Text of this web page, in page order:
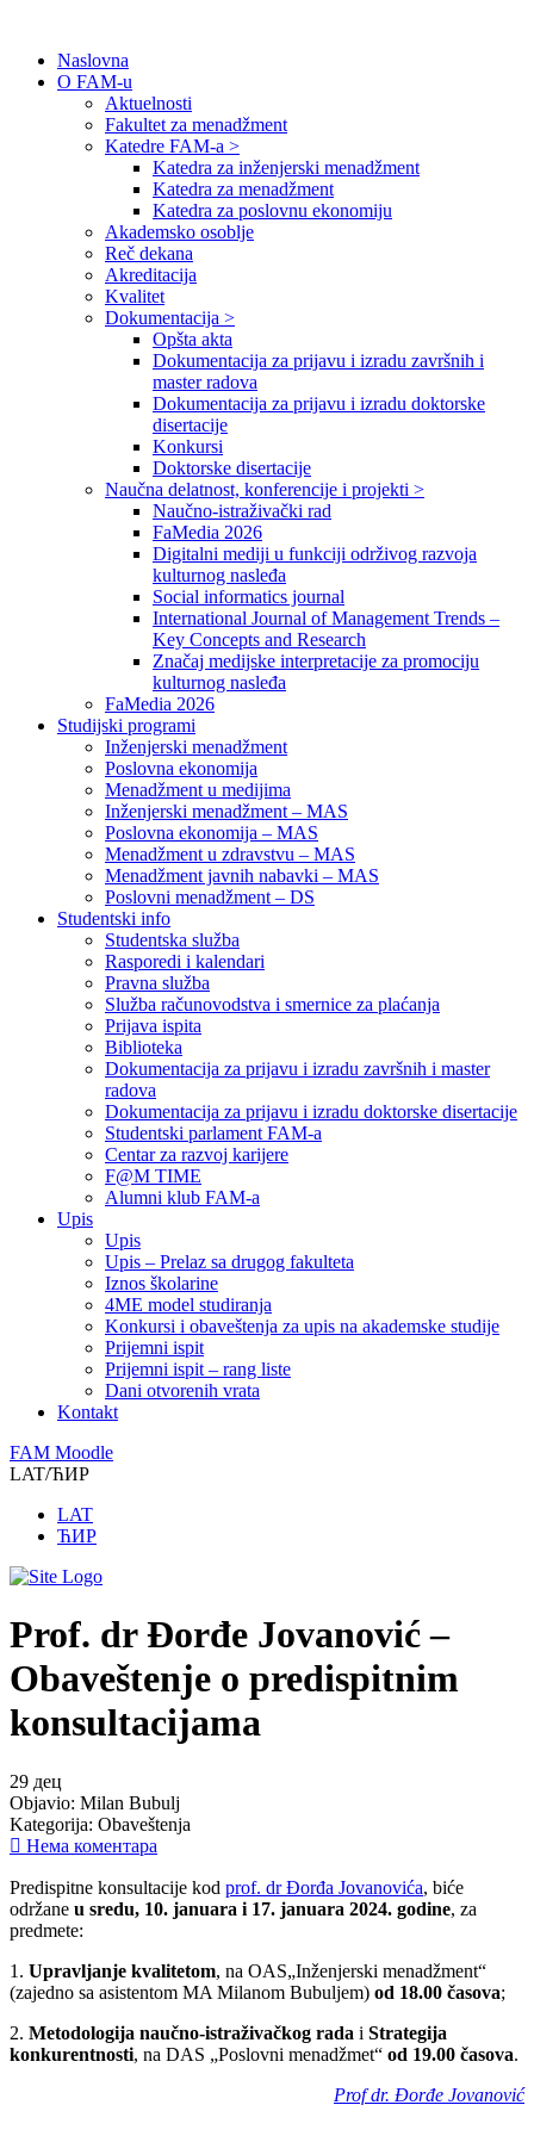
Naslovna
O FAM-u
Aktuelnosti
Fakultet za menadžment
Katedre FAM-a >
Katedra za inženjerski menadžment
Katedra za menadžment
Katedra za poslovnu ekonomiju
Akademsko osoblje
Reč dekana
Akreditacija
Kvalitet
Dokumentacija >
Opšta akta
Dokumentacija za prijavu i izradu završnih i
master radova
Dokumentacija za prijavu i izradu doktorske
disertacije
Konkursi
Doktorske disertacije
Naučna delatnost, konferencije i projekti >
Naučno-istraživački rad
FaMedia 2026
Digitalni mediji u funkciji održivog razvoja
kulturnog nasleđa
Social informatics journal
International Journal of Management Trends –
Key Concepts and Research
Značaj medijske interpretacije za promociju
kulturnog nasleđa
FaMedia 2026
Studijski programi
Inženjerski menadžment
Poslovna ekonomija
Menadžment u medijima
Inženjerski menadžment – MAS
Poslovna ekonomija – MAS
Menadžment u zdravstvu – MAS
Menadžment javnih nabavki – MAS
Poslovni menadžment – DS
Studentski info
Studentska služba
Rasporedi i kalendari
Pravna služba
Služba računovodstva i smernice za plaćanja
Prijava ispita
Biblioteka
Dokumentacija za prijavu i izradu završnih i master
radova
Dokumentacija za prijavu i izradu doktorske disertacije
Studentski parlament FAM-a
Centar za razvoj karijere
F@M TIME
Alumni klub FAM-a
Upis
Upis
Upis – Prelaz sa drugog fakulteta
Iznos školarine
4ME model studiranja
Konkursi i obaveštenja za upis na akademske studije
Prijemni ispit
Prijemni ispit – rang liste
Dani otvorenih vrata
Kontakt
FAM Moodle
LAT/ЋИР
LAT
ЋИР
Prof. dr Đorđe Jovanović –
Obaveštenje o predispitnim
konsultacijama
29 дец
Objavio: Milan Bubulj
Kategorija: Obaveštenja
Нема коментара
Predispitne konsultacije kod prof. dr Đorđa Jovanovića, biće
održane u sredu, 10. januara i 17. januara 2024. godine, za
predmete:
1. Upravljanje kvalitetom, na OAS„Inženjerski menadžment“
(zajedno sa asistentom MA Milanom Bubuljem) od 18.00 časova;
2. Metodologija naučno-istraživačkog rada i Strategija
konkurentnosti, na DAS „Poslovni menadžmet“ od 19.00 časova.
Prof dr. Đorđe Jovanović